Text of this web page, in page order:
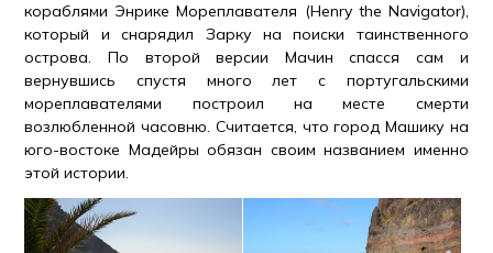
кораблями Энрике Мореплавателя (Henry the Navigator),
который и снарядил Зарку на поиски таинственного
острова. По второй версии Мачин спасся сам и
вернувшись спустя много лет с португальскими
мореплавателями построил на месте смерти
возлюбленной часовню. Считается, что город Машику на
юго-востоке Мадейры обязан своим названием именно
этой истории.